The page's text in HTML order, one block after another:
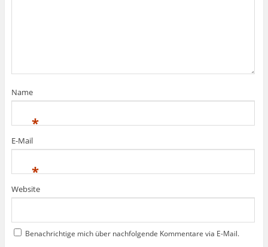
Name
*
E-Mail
*
Website
Benachrichtige mich über nachfolgende Kommentare via E-Mail.